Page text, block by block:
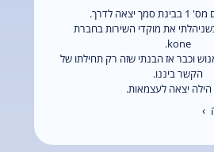
לדרך.
את מוקדי השירות בחברת
kone.
וכבר אז הבנתי שזה רק תחילתו של
הקשר ביננו.
הילה יצאה לעצמאות.
›